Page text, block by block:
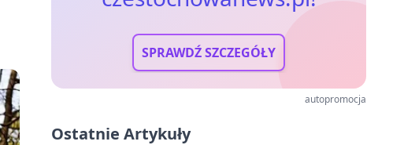
SPRAWDŹ SZCZEGÓŁY
autopromocja
Ostatnie Artykuły